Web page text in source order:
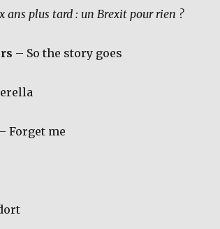
ans plus tard : un Brexit pour rien ?
– So the story goes
Forget me